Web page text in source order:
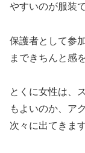
やすいのが服装で
保護者として参
まできちんと感
とくに女性は、
もよいのか、ア
次々に出てきます